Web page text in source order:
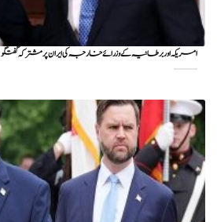
امریکہ اور برطانیہ کے وزرائے خارجہ کی ایران پر مشترکہ گفتگو